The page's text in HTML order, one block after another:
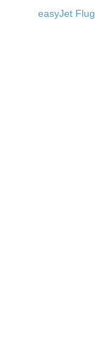
easyJet Flug